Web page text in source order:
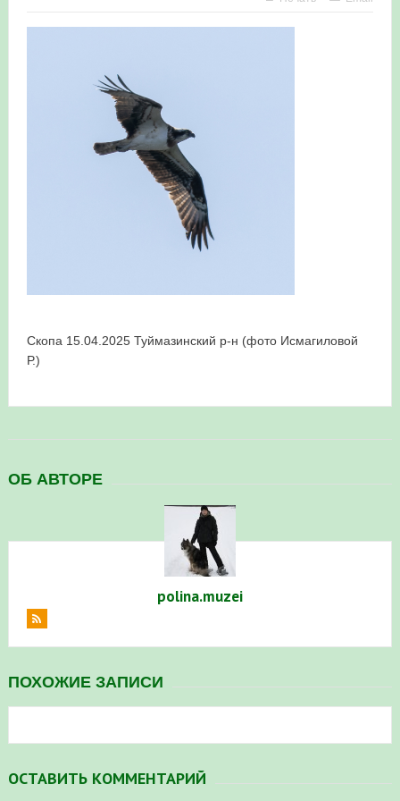
в Республике Башкортостан в 2026 году
Скопа 15.04.2025 Туймазинский р-н (фото Исмагиловой
Р.)
ОБ АВТОРЕ
polina.muzei
ПОХОЖИЕ ЗАПИСИ
ОСТАВИТЬ КОММЕНТАРИЙ